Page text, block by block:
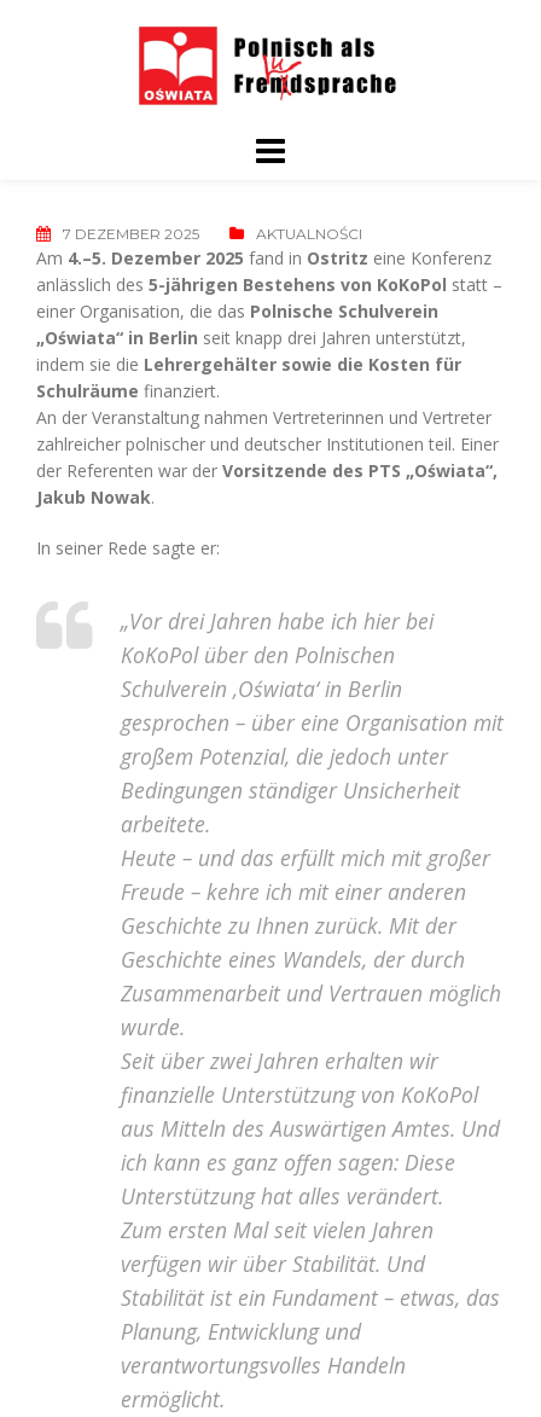
7 DEZEMBER 2025 AKTUALNOŚCI
Am 4.–5. Dezember 2025 fand in Ostritz eine Konferenz
anlässlich des 5-jährigen Bestehens von KoKoPol statt –
einer Organisation, die das Polnische Schulverein
„Oświata“ in Berlin seit knapp drei Jahren unterstützt,
indem sie die Lehrergehälter sowie die Kosten für
Schulräume finanziert.
An der Veranstaltung nahmen Vertreterinnen und Vertreter
zahlreicher polnischer und deutscher Institutionen teil. Einer
der Referenten war der Vorsitzende des PTS „Oświata“,
Jakub Nowak.
In seiner Rede sagte er:
„Vor drei Jahren habe ich hier bei
KoKoPol über den Polnischen
Schulverein ‚Oświata‘ in Berlin
gesprochen – über eine Organisation mit
großem Potenzial, die jedoch unter
Bedingungen ständiger Unsicherheit
arbeitete.
Heute – und das erfüllt mich mit großer
Freude – kehre ich mit einer anderen
Geschichte zu Ihnen zurück. Mit der
Geschichte eines Wandels, der durch
Zusammenarbeit und Vertrauen möglich
wurde.
Seit über zwei Jahren erhalten wir
finanzielle Unterstützung von KoKoPol
aus Mitteln des Auswärtigen Amtes. Und
ich kann es ganz offen sagen: Diese
Unterstützung hat alles verändert.
Zum ersten Mal seit vielen Jahren
verfügen wir über Stabilität. Und
Stabilität ist ein Fundament – etwas, das
Planung, Entwicklung und
verantwortungsvolles Handeln
ermöglicht.